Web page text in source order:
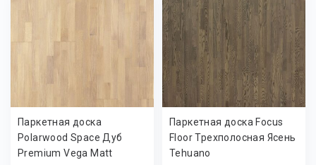
Паркетная доска
Polarwood Space Дуб
Premium Vega Matt
Паркетная доска Focus
Floor Трехполосная Ясень
Tehuano